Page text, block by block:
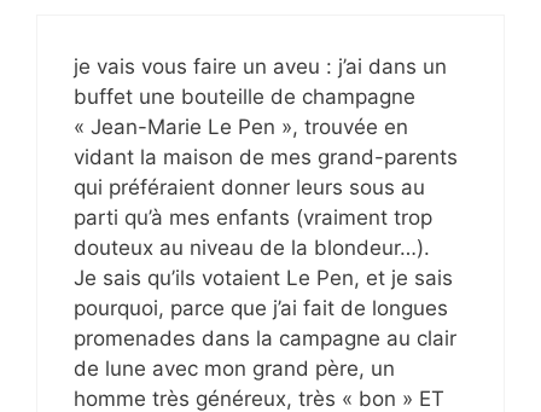
je vais vous faire un aveu : j’ai dans un
buffet une bouteille de champagne
« Jean-Marie Le Pen », trouvée en
vidant la maison de mes grand-parents
qui préféraient donner leurs sous au
parti qu’à mes enfants (vraiment trop
douteux au niveau de la blondeur…).
Je sais qu’ils votaient Le Pen, et je sais
pourquoi, parce que j’ai fait de longues
promenades dans la campagne au clair
de lune avec mon grand père, un
homme très généreux, très « bon » ET